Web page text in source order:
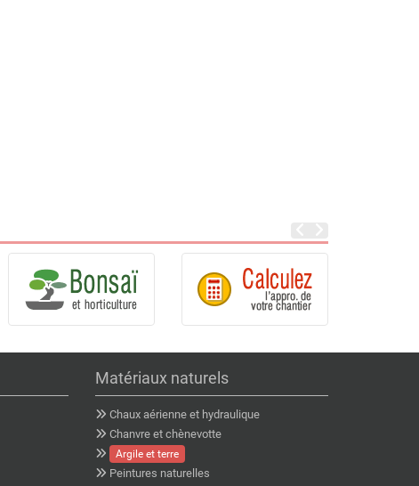
Matériaux naturels
Chaux aérienne et hydraulique
Chanvre et chènevotte
Argile et terre
Peintures naturelles